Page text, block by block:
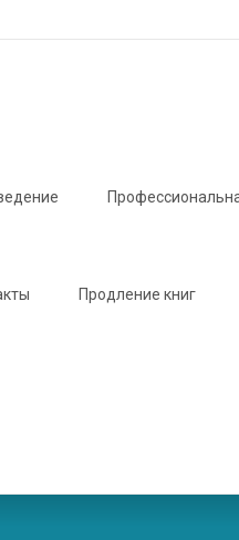
Продление книг